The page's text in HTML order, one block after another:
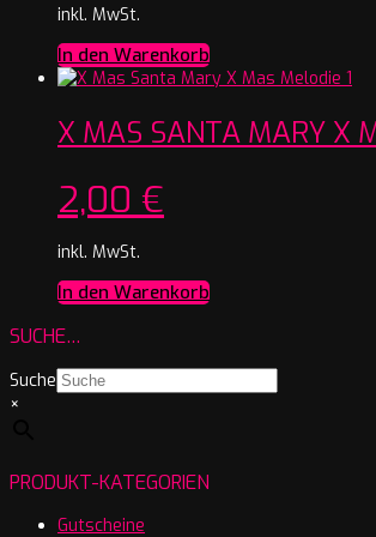
inkl. MwSt.
In den Warenkorb
X MAS SANTA MARY X
2,00 €
inkl. MwSt.
In den Warenkorb
SUCHE…
Suche
×
PRODUKT-KATEGORIEN
Gutscheine